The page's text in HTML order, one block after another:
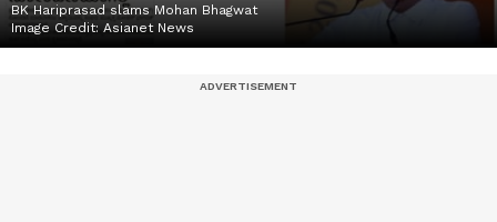
BK Hariprasad slams Mohan Bhagwat
Image Credit:Asianet News